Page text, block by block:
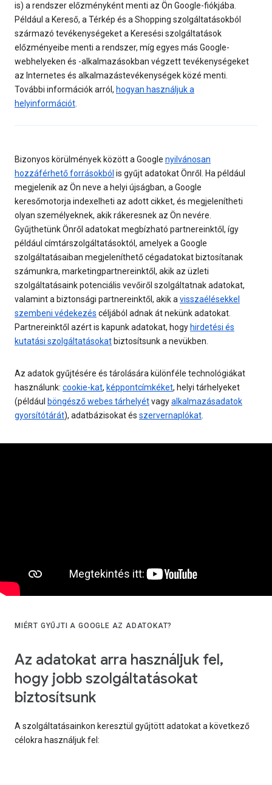
is) a rendszer előzményként menti az Ön Google-fiókjába.
Például a Kereső, a Térkép és a Shopping szolgáltatásokból
származó tevékenységeket a Keresési szolgáltatások
előzményeibe menti a rendszer, míg egyes más Google-
webhelyeken és -alkalmazásokban végzett tevékenységeket
az Internetes és alkalmazástevékenységek közé menti.
További információk arról, hogyan használjuk a
helyinformációt
Bizonyos körülmények között a Google nyilvánosan
hozzáférhető forrásokból is gyűjt adatokat Önről. Ha például
megjelenik az Ön neve a helyi újságban, a Google
keresőmotorja indexelheti az adott cikket, és megjelenítheti
olyan személyeknek, akik rákeresnek az Ön nevére.
Gyűjthetünk Önről adatokat megbízható partnereinktől, így
például címtárszolgáltatásoktól, amelyek a Google
szolgáltatásaiban megjeleníthető cégadatokat biztosítanak
számunkra, marketingpartnereinktől, akik az üzleti
szolgáltatásaink potenciális vevőiről szolgáltatnak adatokat,
valamint a biztonsági partnereinktől, akik a visszaélésekkel
szembeni védekezés céljából adnak át nekünk adatokat.
Partnereinktől azért is kapunk adatokat, hogy hirdetési és
kutatási szolgáltatásokat biztosítsunk a nevükben.
Az adatok gyűjtésére és tárolására különféle technológiákat
használunk: cookie-kat, képpontcímkéket, helyi tárhelyeket
(például böngésző webes tárhelyétvagyalkalmazásadatok
gyorsítótárát), adatbázisokat és szervernaplókat
MIÉRT GYŰJTI A GOOGLE AZ ADATOKAT?
Az adatokat arra használjuk fel,
hogy jobb szolgáltatásokat
biztosítsunk
A szolgáltatásainkon keresztül gyűjtött adatokat a következő
célokra használjuk fel: